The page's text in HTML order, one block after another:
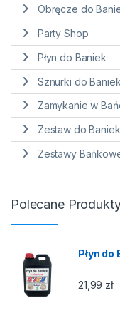
Obręcze do
Party Shop
Płyn do Baniek
Sznurki do Baniek
Zamykanie w
Zestaw do Baniek
Zestawy
Polecane
Płyn
21,99 zł